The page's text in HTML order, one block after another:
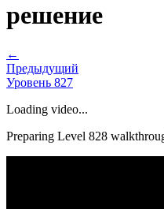
решение
←
Предыдущий
Уровень 827
Loading video...
Preparing Level 828